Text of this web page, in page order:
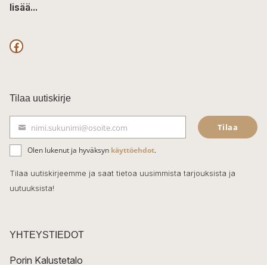
lisää...
F
c
e
b
o
o
k
Tilaa uutiskirje
ä
h
k
t
nimi.sukunimi@osoite.com Tilaa
Olen lukenut ja hyväksyn käyttöehdot.
Tilaa uutiskirjeemme ja saat tietoa uusimmista tarjouksista ja
uutuuksista!
YHTEYSTIEDOT
Porin Kalustetalo